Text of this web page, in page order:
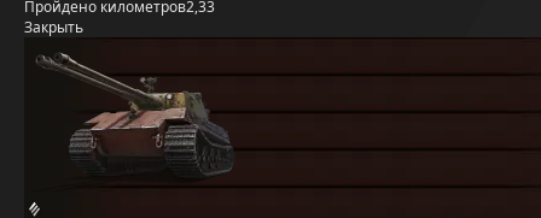
Пройдено километров2,33
Закрыть